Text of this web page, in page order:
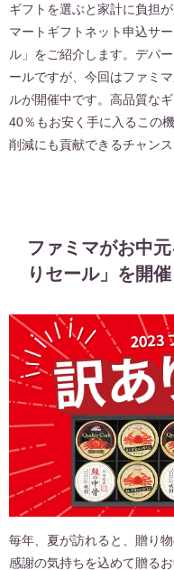
ギフトを選ぶと家計に負担
マートギフトネット申込サ
ル」をご紹介します。デパ
ールですが、今回はファミ
ルが開催中です。高品質な
40％もお安く手に入るこの
削減にも貢献できるチャンス
ファミマがお中
りセール」を開催
毎年、夏が訪れると、贈り
感謝の気持ちを込めて贈る